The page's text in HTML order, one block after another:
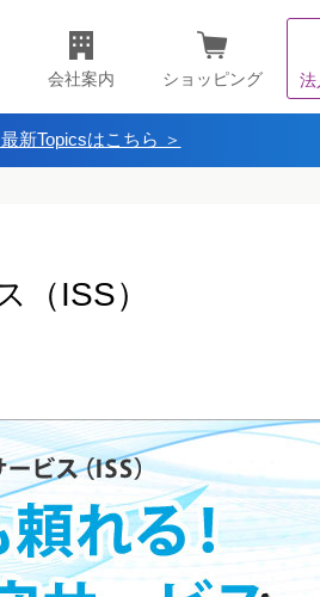
会社案内 ショッピング 法
新Topicsはこちら ＞
（ISS）